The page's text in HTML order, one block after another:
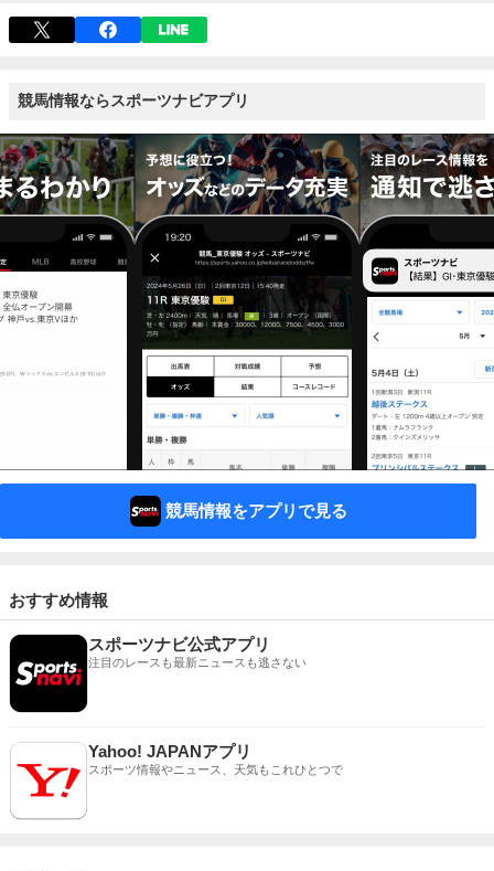
競馬情報ならスポーツナビアプリ
競馬情報をアプリで見る
おすすめ情報
スポーツナビ公式アプリ
注目のレースも最新ニュースも逃さない
Yahoo! JAPANアプリ
スポーツ情報やニュース、天気もこれひとつで